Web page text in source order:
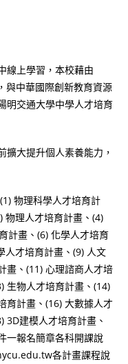
線上學習，本校藉由
與中華國際創新教育資源
明交通大學中學人才培育
擴大提升個人素養能力，
物理科學人才培育計
物理人才培育計畫、(4)
計畫、(6) 化學人才培育
人才培育計畫、(9) 人文
畫、(11) 心理諮商人才培
生物人才培育計畫、(14)
育計畫、(16) 大數據人才
3D建模人才培育計畫、
一報名簡章各科開課說
各計畫課程說